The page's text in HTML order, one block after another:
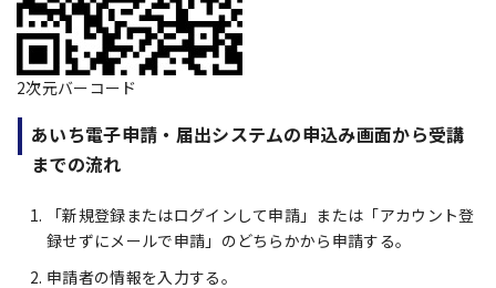
2次元バーコード
あいち電子申請・届出システムの申込み画面から受講
までの流れ
「新規登録またはログインして申請」または「アカウント登
録せずにメールで申請」のどちらかから申請する。
申請者の情報を入力する。